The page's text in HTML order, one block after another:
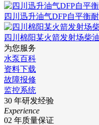
四川迅升油气DFP自平衡
四川棉阳某火箭发射场柴
为您服务
水泵百科
资料下载
故障报修
监控系统
30 年研发经验
Experience
02 年质量保证